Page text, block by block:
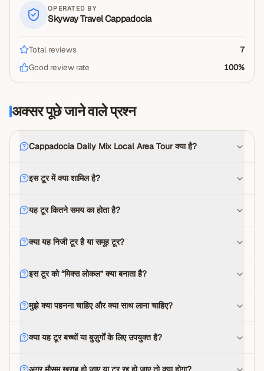
OPERATED BY
Skyway Travel Cappadocia
Total reviews
7
Good review rate
100%
अक्सर पूछे जाने वाले प्रश्न
Cappadocia Daily Mix Local Area Tour क्या है?
इस टूर में क्या शामिल है?
यह टूर कितने समय का होता है?
क्या यह निजी टूर है या समूह टूर?
इस टूर को “मिक्स लोकल” क्या बनाता है?
मुझे क्या पहनना चाहिए और क्या साथ लाना चाहिए?
क्या यह टूर बच्चों या बुज़ुर्गों के लिए उपयुक्त है?